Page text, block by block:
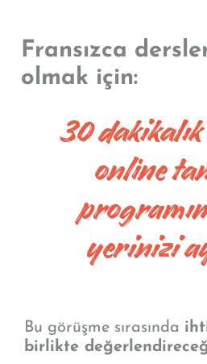
Fransızca
olmak için:
30
online
yerinizi
Bu görüşme sırasında
birlikte